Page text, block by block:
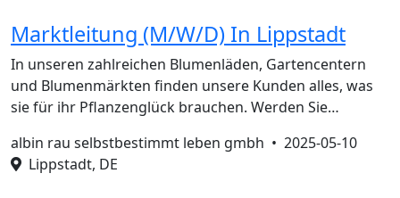
Marktleitung (M/W/D) In Lippstadt
In unseren zahlreichen Blumenläden, Gartencentern
und Blumenmärkten finden unsere Kunden alles, was
sie für ihr Pflanzenglück brauchen. Werden Sie…
albin rau selbstbestimmt leben gmbh • 2025-05-10
Lippstadt, DE